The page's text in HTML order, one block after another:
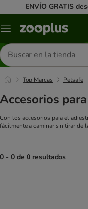
ENVÍO GRATIS
Menú
Buscar
productos
Top Marcas Petsafe
Accesorios
Con los accesorios para el
fácilmente a caminar sin tirar de
0 - 0 de 0 resultados